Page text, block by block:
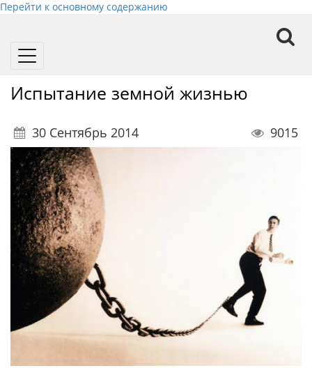
Перейти к основному содержанию
Toggle
Испытание земной жизнью
30 Сентябрь 2014 9015